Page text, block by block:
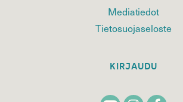
Mediatiedot
Tietosuojaseloste
KIRJAUDU